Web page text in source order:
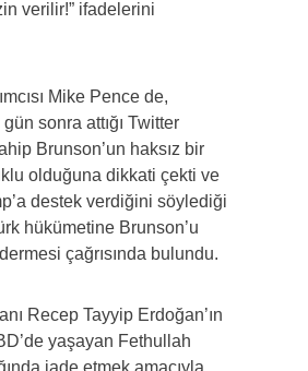
verilir!” ifadelerini
Mike Pence de,
sonra attığı Twitter
Brunson’un haksız bir
olduğuna dikkati çekti ve
destek verdiğini söylediği
hükümetine Brunson’u
çağrısında bulundu.
Recep Tayyip Erdoğan’ın
yaşayan Fethullah